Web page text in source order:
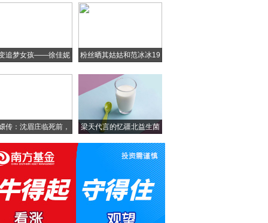
追梦女孩——徐佳妮 粉丝晒其姑姑和范冰冰19
传：沈眉庄临死前，
甄
梁天代言的忆疆北益生菌
骆